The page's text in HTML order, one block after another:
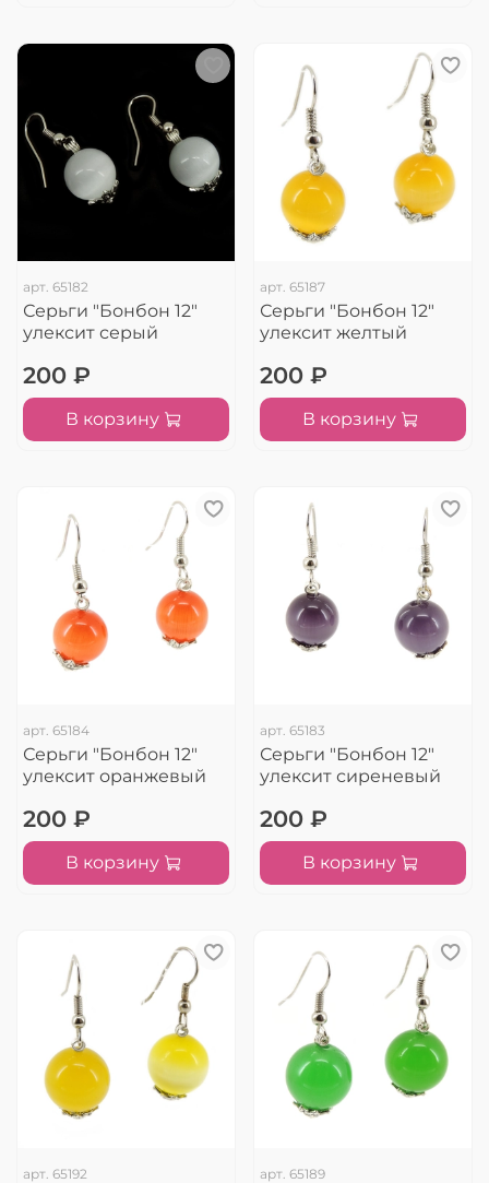
арт. 65182
Серьги "Бонбон 12"
улексит серый
200 ₽
В корзину
арт. 65187
Серьги "Бонбон 12"
улексит желтый
200 ₽
В корзину
арт. 65184
Серьги "Бонбон 12"
улексит оранжевый
200 ₽
В корзину
арт. 65183
Серьги "Бонбон 12"
улексит сиреневый
200 ₽
В корзину
арт. 65192 арт. 65189